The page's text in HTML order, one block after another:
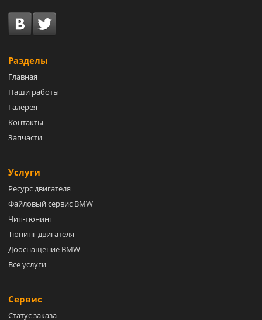
Разделы
Главная
Наши работы
Галерея
Контакты
Запчасти
Услуги
Ресурс двигателя
Файловый сервис BMW
Чип-тюнинг
Тюнинг двигателя
Дооснащение BMW
Все услуги
Сервис
Статус заказа